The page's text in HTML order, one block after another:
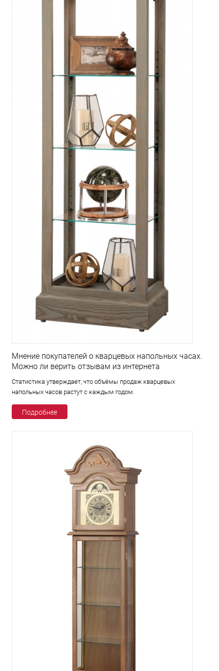
Мнение покупателей о кварцевых напольных часах.
Можно ли верить отзывам из интернета
Статистика утверждает, что объёмы продаж кварцевых
напольных часов растут с каждым годом.
Подробнее